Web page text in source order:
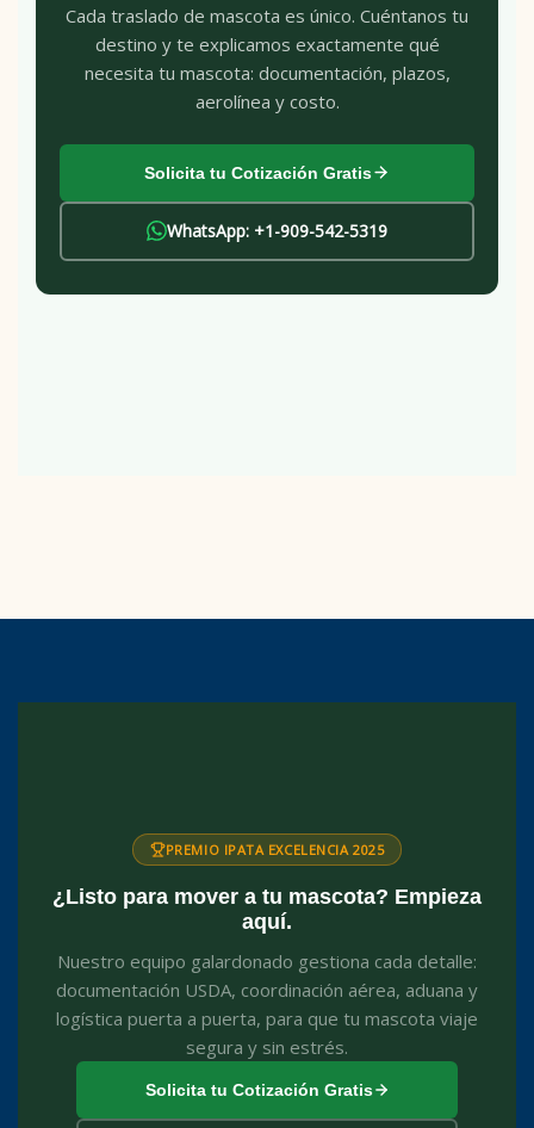
Cada traslado de mascota es único. Cuéntanos tu
destino y te explicamos exactamente qué
necesita tu mascota: documentación, plazos,
aerolínea y costo.
Solicita tu Cotización Gratis
WhatsApp: +1-909-542-5319
PREMIO IPATA EXCELENCIA 2025
¿Listo para mover a tu mascota? Empieza
aquí.
Nuestro equipo galardonado gestiona cada detalle:
documentación USDA, coordinación aérea, aduana y
logística puerta a puerta, para que tu mascota viaje
segura y sin estrés.
Solicita tu Cotización Gratis